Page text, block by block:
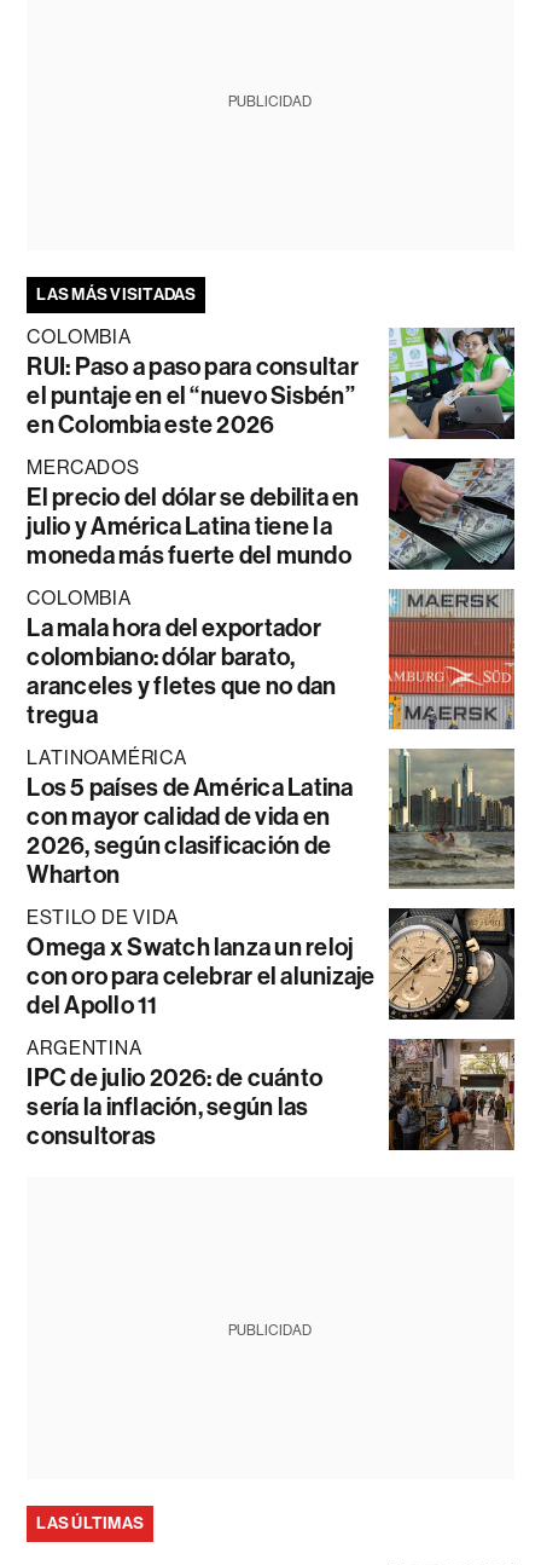
PUBLICIDAD
LAS MÁS VISITADAS
COLOMBIA
RUI: Paso a paso para consultar
el puntaje en el “nuevo Sisbén”
en Colombia este 2026
MERCADOS
El precio del dólar se debilita en
julio y América Latina tiene la
moneda más fuerte del mundo
COLOMBIA
La mala hora del exportador
colombiano: dólar barato,
aranceles y fletes que no dan
tregua
LATINOAMÉRICA
Los 5 países de América Latina
con mayor calidad de vida en
2026, según clasificación de
Wharton
ESTILO DE VIDA
Omega x Swatch lanza un reloj
con oro para celebrar el alunizaje
del Apollo 11
ARGENTINA
IPC de julio 2026: de cuánto
sería la inflación, según las
consultoras
PUBLICIDAD
LAS ÚLTIMAS